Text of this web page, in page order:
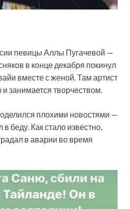
певицы Аллы Пугачевой —
в конце декабря покинул
вместе с женой. Там артист
и занимается творчеством.
плохими новостями —
в беду. Как стало известно,
в аварии во время